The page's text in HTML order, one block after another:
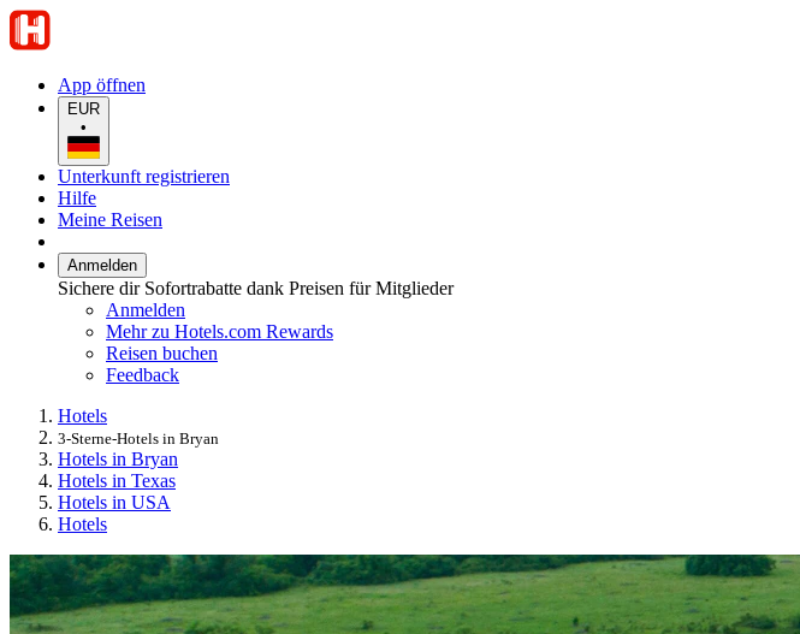
App öffnen
EUR
•
Unterkunft registrieren
Hilfe
Meine Reisen
Anmelden
Sichere dir Sofortrabatte dank Preisen für Mitglieder
Anmelden
Mehr zu Hotels.com Rewards
Reisen buchen
Feedback
Hotels
3-Sterne-Hotels in Bryan
Hotels in Bryan
Hotels in Texas
Hotels in USA
Hotels